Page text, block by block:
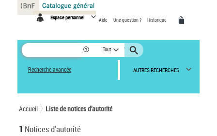
Espace personnel Aide Une question ? Historique
Tout
Recherche avancée AUTRES RECHERCHES
Accueil Liste de notices d’autorité
1 Notices d'autorité
Panneau de gestion des cookies